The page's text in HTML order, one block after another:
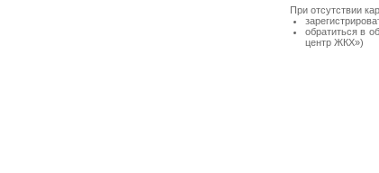
При отсутствии
обратиться в
центр ЖКХ»)